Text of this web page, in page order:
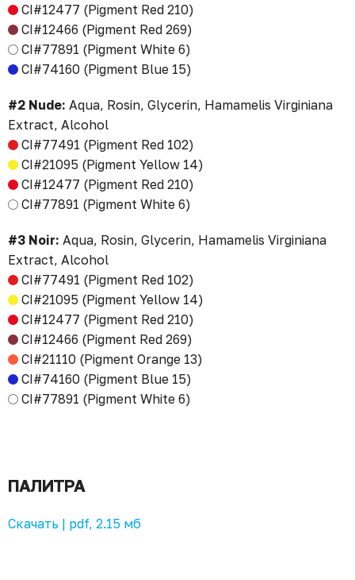
CI#12477 (Pigment Red 210)
CI#12466 (Pigment Red 269)
CI#77891 (Pigment White 6)
CI#74160 (Pigment Blue 15)
#2 Nude: Aqua, Rosin, Glycerin, Hamamelis Virginiana
Extract, Alcohol
CI#77491 (Pigment Red 102)
CI#21095 (Pigment Yellow 14)
CI#12477 (Pigment Red 210)
CI#77891 (Pigment White 6)
#3 Noir: Aqua, Rosin, Glycerin, Hamamelis Virginiana
Extract, Alcohol
CI#77491 (Pigment Red 102)
CI#21095 (Pigment Yellow 14)
CI#12477 (Pigment Red 210)
CI#12466 (Pigment Red 269)
CI#21110 (Pigment Orange 13)
CI#74160 (Pigment Blue 15)
CI#77891 (Pigment White 6)
ПАЛИТРА
Скачать | pdf, 2.15 мб